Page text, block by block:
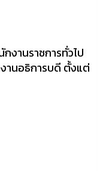
งานราชการทั่วไป
านอธิการบดี ตั้งแต่